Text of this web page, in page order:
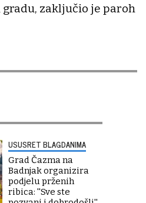
zaključio je paroh
USUSRET BLAGDANIMA
Grad Čazma na
Badnjak organizira
podjelu prženih
ribica: ''Sve ste